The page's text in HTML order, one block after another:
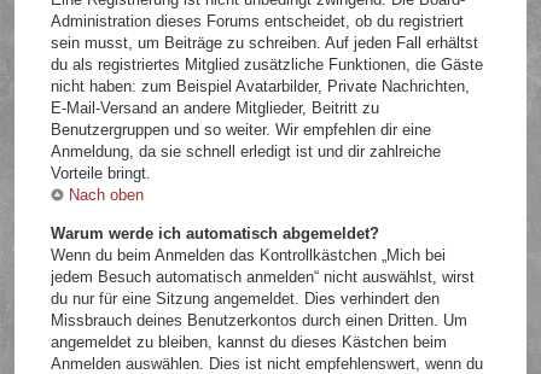
Administration dieses Forums entscheidet, ob du registriert
sein musst, um Beiträge zu schreiben. Auf jeden Fall erhältst
du als registriertes Mitglied zusätzliche Funktionen, die Gäste
nicht haben: zum Beispiel Avatarbilder, Private Nachrichten,
E-Mail-Versand an andere Mitglieder, Beitritt zu
Benutzergruppen und so weiter. Wir empfehlen dir eine
Anmeldung, da sie schnell erledigt ist und dir zahlreiche
Vorteile bringt.
Nach oben
Warum werde ich automatisch abgemeldet?
Wenn du beim Anmelden das Kontrollkästchen „Mich bei
jedem Besuch automatisch anmelden“ nicht auswählst, wirst
du nur für eine Sitzung angemeldet. Dies verhindert den
Missbrauch deines Benutzerkontos durch einen Dritten. Um
angemeldet zu bleiben, kannst du dieses Kästchen beim
Anmelden auswählen. Dies ist nicht empfehlenswert, wenn du